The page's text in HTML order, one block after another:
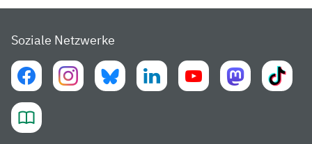
Soziale Netzwerke